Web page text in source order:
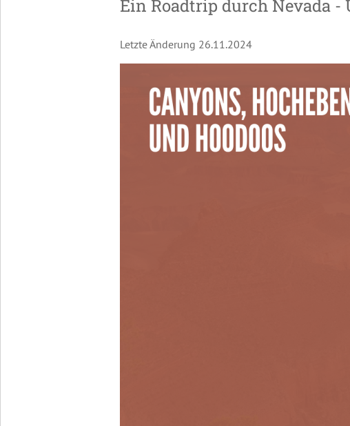
Ein Roadtrip durch Nevada -
Letzte Änderung 26.11.2024